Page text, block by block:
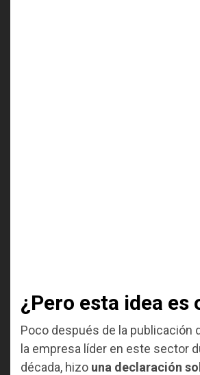
¿Pero esta idea es
Poco después de la publicación
la empresa líder en este sector
década, hizo una declaración